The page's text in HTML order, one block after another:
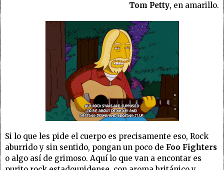
Tom Petty, en amarillo.
Si lo que les pide el cuerpo es precisamente eso, Rock
aburrido y sin sentido, pongan un poco de Foo Fighters
o algo así de grimoso. Aquí lo que van a encontar es